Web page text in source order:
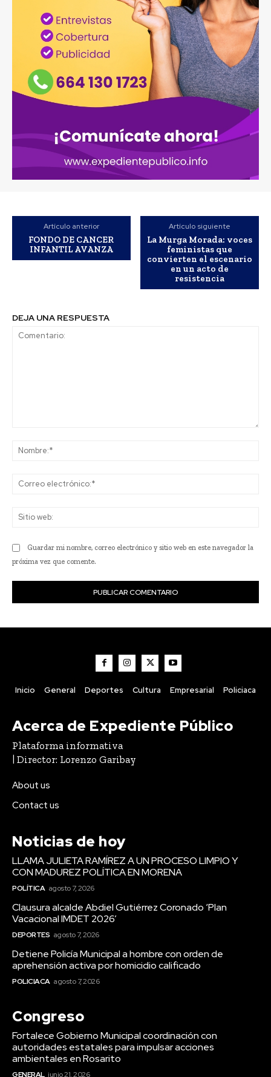
Artículo anterior
FONDO DE CANCER
INFANTIL AVANZA
Artículo siguiente
La Murga Morada: voces
feministas que
convierten el escenario
en un acto de
resistencia
DEJA UNA RESPUESTA
Guardar mi nombre, correo electrónico y sitio web en este navegador la
próxima vez que comente.
Inicio General Deportes Cultura Empresarial Policiaca
Acerca de Expediente Público
Plataforma informativa
| Director: Lorenzo Garibay
About us
Contact us
Noticias de hoy
LLAMA JULIETA RAMÍREZ A UN PROCESO LIMPIO Y
CON MADUREZ POLÍTICA EN MORENA
POLÍTICA agosto 7, 2026
Clausura alcalde Abdiel Gutiérrez Coronado ‘Plan
Vacacional IMDET 2026’
DEPORTES agosto 7, 2026
Detiene Policía Municipal a hombre con orden de
aprehensión activa por homicidio calificado
POLICIACA agosto 7, 2026
Congreso
Fortalece Gobierno Municipal coordinación con
autoridades estatales para impulsar acciones
ambientales en Rosarito
GENERAL junio 21, 2026